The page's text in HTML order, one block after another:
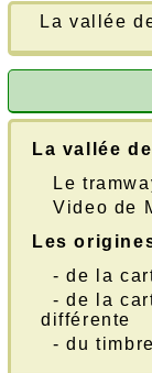
La vallée
La vallée
Le
Video de
Les
- de la
- de la
différente
- du